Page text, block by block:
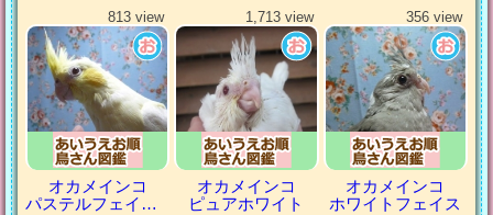
813 view
オカメインコ
パステルフェイスルチノー
1,713 view
オカメインコ
ピュアホワイト
356 view
オカメインコ
ホワイトフェイス